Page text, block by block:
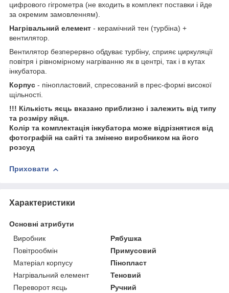
цифрового гігрометра (не входить в комплект поставки і йде
за окремим замовленням).
Нагрівальний елемент - керамічний тен (турбіна) +
вентилятор.
Вентилятор безперервно обдуває турбіну, сприяє циркуляції
повітря і рівномірному нагріванню як в центрі, так і в кутах
інкубатора.
Корпус - пінопластовий, спресований в прес-формі високої
щільності.
!!! Кількість яєць вказано приблизно і залежить від типу
та розміру яйця.
Колір та комплектація інкубатора може відрізнятися від
фотографій на сайті та змінено виробником на його
розсуд
Приховати
Характеристики
Основні атрибути
Виробник
Рябушка
Повітрообмін
Примусовий
Матеріал корпусу
Пінопласт
Нагрівальний елемент
Теновий
Переворот яєць
Ручний